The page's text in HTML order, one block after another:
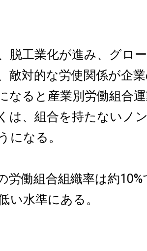
脱工業化が進み、グロ
敵対的な労使関係が企
なると産業別労働組合
は、組合を持たないノ
になる。
労働組合組織率は約10%
い水準にある。